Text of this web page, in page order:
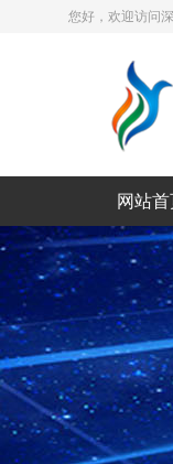
您好，欢迎访问
网站